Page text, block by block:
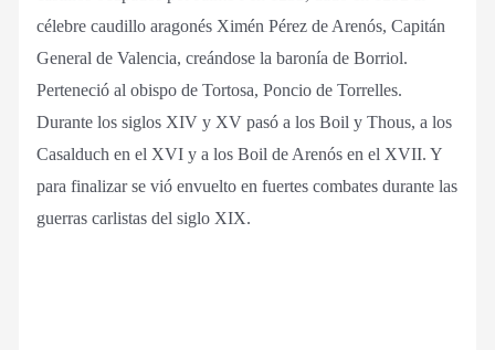
célebre caudillo aragonés Ximén Pérez de Arenós, Capitán
General de Valencia, creándose la baronía de Borriol.
Perteneció al obispo de Tortosa, Poncio de Torrelles.
Durante los siglos XIV y XV pasó a los Boil y Thous, a los
Casalduch en el XVI y a los Boil de Arenós en el XVII. Y
para finalizar se vió envuelto en fuertes combates durante las
guerras carlistas del siglo XIX.